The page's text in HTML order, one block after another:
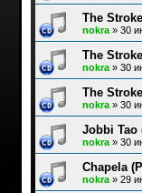
The
nokra» 30
The
nokra» 30
The
nokra» 30
Jobbi Tao
nokra» 30
Chapela
nokra» 29